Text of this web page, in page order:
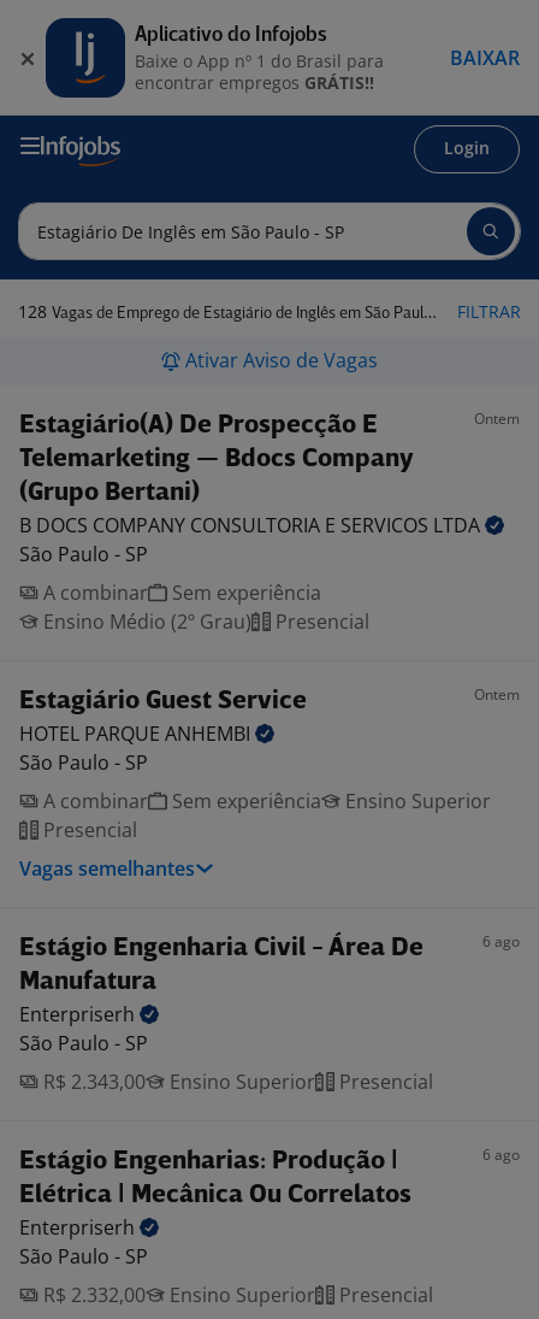
Login
128 Vagas de Emprego de Estagiário de Inglês em São Paulo - SP FILTRAR
Ativar Aviso de Vagas
Estagiário(A) De Prospecção E
Telemarketing — Bdocs Company
(Grupo Bertani)
Ontem
B DOCS COMPANY CONSULTORIA E SERVICOS LTDA
São Paulo - SP
A combinar
Sem experiência
Ensino Médio (2º Grau)
Presencial
Estagiário Guest Service Ontem
HOTEL PARQUE ANHEMBI
São Paulo - SP
A combinar
Sem experiência
Ensino Superior
Presencial
Vagas semelhantes
Estágio Engenharia Civil - Área De
Manufatura
6 ago
Enterpriserh
São Paulo - SP
R$ 2.343,00
Ensino Superior Presencial
Estágio Engenharias: Produção |
Elétrica | Mecânica Ou Correlatos
6 ago
Enterpriserh
São Paulo - SP
R$ 2.332,00
Ensino Superior
Presencial
Aplicativo do Infojobs
Baixe o App nº 1 do Brasil para
encontrar empregos GRÁTIS!!
BAIXAR